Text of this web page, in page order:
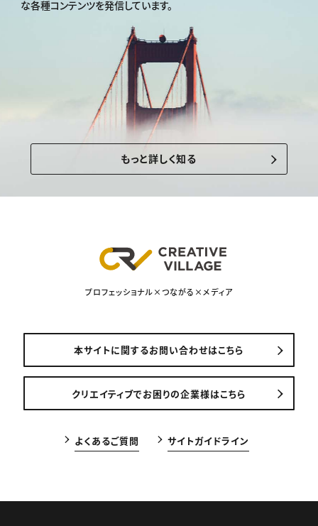
な各種コンテンツを発信しています。
もっと詳しく知る
プロフェッショナル×つながる×メディア
本サイトに関するお問い合わせはこちら
クリエイティブでお困りの企業様はこちら
よくあるご質問 サイトガイドライン